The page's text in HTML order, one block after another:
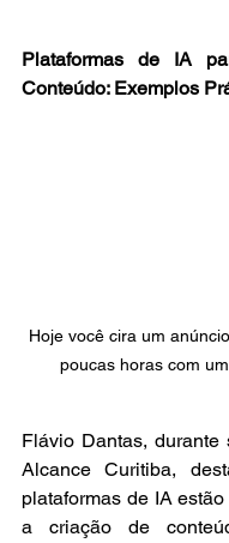
Plataformas de IA
Conteúdo: Exemplos
Hoje você cira um
poucas horas com
Flávio Dantas, durante
Alcance Curitiba,
plataformas de IA
a criação de